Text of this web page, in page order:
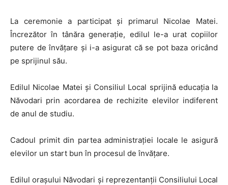
La ceremonie a participat și primarul Nicolae Matei.
Încrezător în tânăra generație, edilul le-a urat copiilor
putere de învățare și i-a asigurat că se pot baza oricând
pe sprijinul său.
Edilul Nicolae Matei și Consiliul Local sprijină educația la
Năvodari prin acordarea de rechizite elevilor indiferent
de anul de studiu.
Cadoul primit din partea administrației locale le asigură
elevilor un start bun în procesul de învățare.
Edilul orașului Năvodari și reprezentanții Consiliului Local